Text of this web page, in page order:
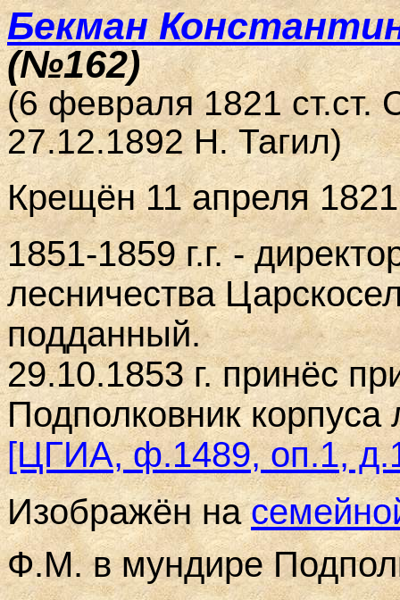
Бекман
(№162)
(6 февраля 1821 ст.ст.
27.12.1892 Н. Тагил)
Крещён 11 апреля 1821
1851-1859 г.г. -
лесничества
подданный.
29.10.1853 г. принёс
Подполковник
[ЦГИА, ф.1489, оп.1,
Изображён на
Ф.М. в мундире